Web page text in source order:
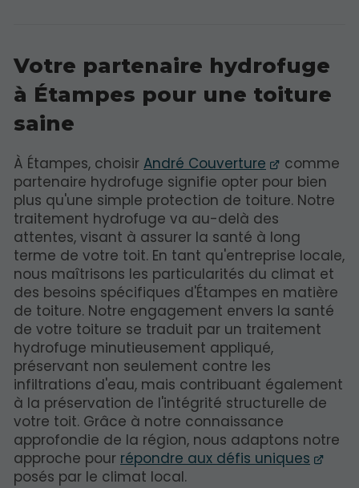
Votre partenaire hydrofuge
à Étampes pour une toiture
saine
À Étampes, choisir André Couverture
comme
partenaire hydrofuge signifie opter pour bien
plus qu'une simple protection de toiture. Notre
traitement hydrofuge va au-delà des
attentes, visant à assurer la santé à long
terme de votre toit. En tant qu'entreprise locale,
nous maîtrisons les particularités du climat et
des besoins spécifiques d'Étampes en matière
de toiture. Notre engagement envers la santé
de votre toiture se traduit par un traitement
hydrofuge minutieusement appliqué,
préservant non seulement contre les
infiltrations d'eau, mais contribuant également
à la préservation de l'intégrité structurelle de
votre toit. Grâce à notre connaissance
approfondie de la région, nous adaptons notre
approche pour répondre aux défis uniques
posés par le climat local.